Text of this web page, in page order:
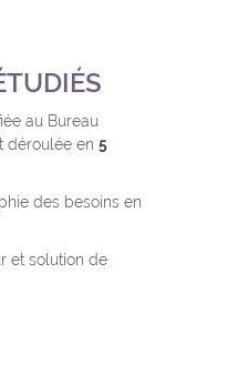
au Bureau
déroulée en 5
des besoins en
et solution de